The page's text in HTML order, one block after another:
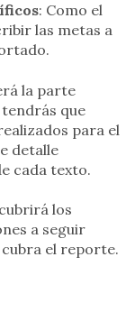
: Como el
las metas a
la parte
que
para el
detalle
cada texto.
los
a seguir
el reporte.